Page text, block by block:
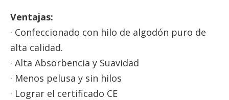
Ventajas:
· Confeccionado con hilo de algodón puro de
alta calidad.
· Alta Absorbencia y Suavidad
· Menos pelusa y sin hilos
· Lograr el certificado CE